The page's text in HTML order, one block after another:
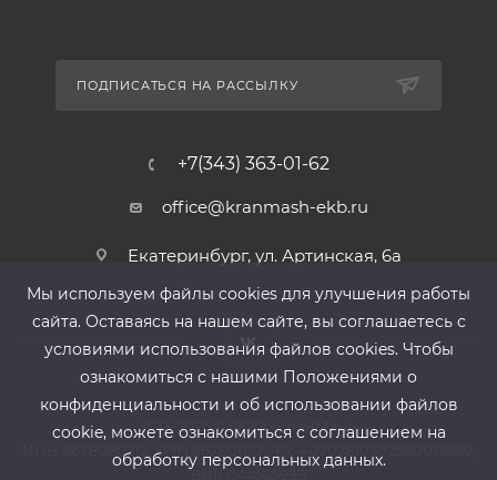
ПОДПИСАТЬСЯ НА РАССЫЛКУ
+7(343) 363-01-62
office@kranmash-ekb.ru
Екатеринбург, ул. Артинская, 6а
2013-2026 ©ООО «КранМаш»
ИНН 6678080212, КПП 667801001 ,Р/с 40702810302500019939,
БИК 044525999
Мы используем файлы cооkies для улучшения работы
сайта. Оставаясь на нашем сайте, вы соглашаетесь с
условиями использования файлов cооkies. Чтобы
ознакомиться с нашими Положениями о
конфиденциальности и об использовании файлов
cookie, можете ознакомиться с соглашением на
обработку персональных данных.